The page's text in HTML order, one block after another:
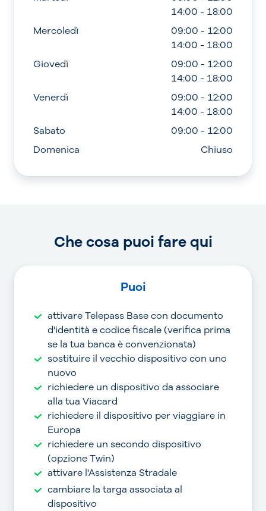
14:00 - 18:00
Mercoledì
09:00 - 12:00
14:00 - 18:00
Giovedì
09:00 - 12:00
14:00 - 18:00
Venerdì
09:00 - 12:00
14:00 - 18:00
Sabato
09:00 - 12:00
Domenica
Chiuso
Che cosa puoi fare qui
Puoi
attivare Telepass Base con documento
d'identità e codice fiscale (verifica prima
se la tua banca è convenzionata)
sostituire il vecchio dispositivo con uno
nuovo
richiedere un dispositivo da associare
alla tua Viacard
richiedere il dispositivo per viaggiare in
Europa
richiedere un secondo dispositivo
(opzione Twin)
attivare l'Assistenza Stradale
cambiare la targa associata al
dispositivo